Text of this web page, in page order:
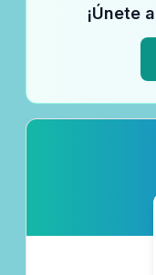
¡Únete